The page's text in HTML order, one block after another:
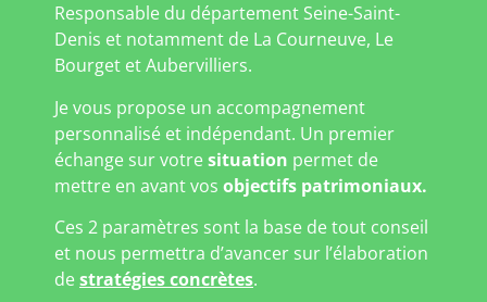
Responsable du département Seine-Saint-
Denis et notamment de La Courneuve, Le
Bourget et Aubervilliers.
Je vous propose un accompagnement
personnalisé et indépendant. Un premier
échange sur votresituation permet de
mettre en avant vos objectifs patrimoniaux.
Ces 2 paramètres sont la base de tout conseil
et nous permettra d’avancer sur l’élaboration
destratégies concrètes.